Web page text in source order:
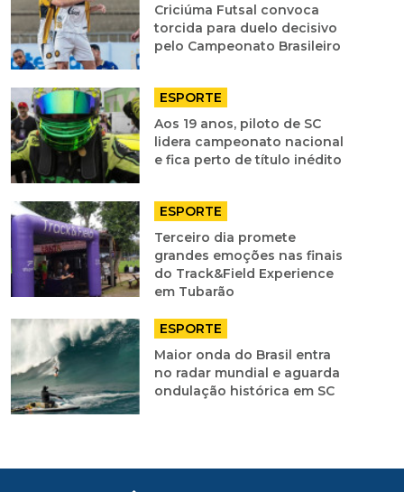
Criciúma Futsal convoca
torcida para duelo decisivo
pelo Campeonato Brasileiro
ESPORTE
Aos 19 anos, piloto de SC
lidera campeonato nacional
e fica perto de título inédito
ESPORTE
Terceiro dia promete
grandes emoções nas finais
do Track&Field Experience
em Tubarão
ESPORTE
Maior onda do Brasil entra
no radar mundial e aguarda
ondulação histórica em SC